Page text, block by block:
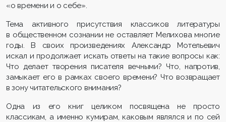
«о времени и о себе».
Тема активного присутствия классиков литературы
в общественном сознании не оставляет Мелихова многие
годы. В своих произведениях Александр Мотельевич
искал и продолжает искать ответы на такие вопросы как:
Что делает творения писателя вечными? Что, напротив,
замыкает его в рамках своего времени? Что возвращает
в зону читательского внимания?
Одна из его книг целиком посвящена не просто
классикам, а именно кумирам, каковым являлся и по сей